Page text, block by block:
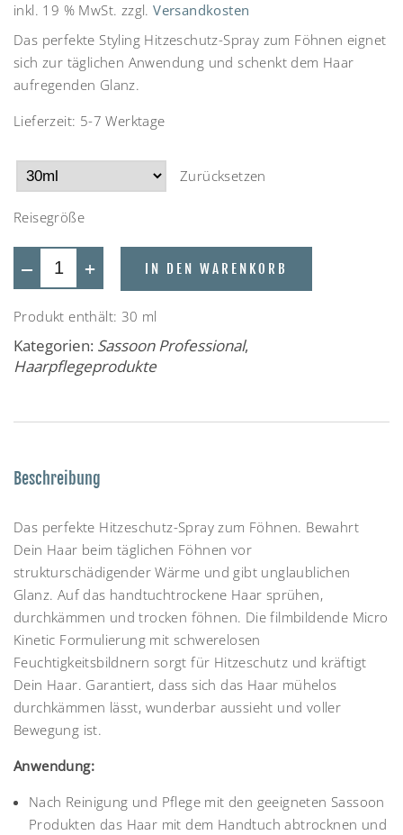
inkl. 19 % MwSt. zzgl.Versandkosten
Das perfekte Styling Hitzeschutz-Spray zum Föhnen eignet
sich zur täglichen Anwendung und schenkt dem Haar
aufregenden Glanz.
Lieferzeit: 5-7 Werktage
Zurücksetzen
Reisegröße
+
— IN DEN WARENKORB
Produkt enthält: 30 ml
Kategorien: Sassoon Professional,
Haarpflegeprodukte
Beschreibung
Das perfekte Hitzeschutz-Spray zum Föhnen. Bewahrt
Dein Haar beim täglichen Föhnen vor
strukturschädigender Wärme und gibt unglaublichen
Glanz. Auf das handtuchtrockene Haar sprühen,
durchkämmen und trocken föhnen. Die filmbildende Micro
Kinetic Formulierung mit schwerelosen
Feuchtigkeitsbildnern sorgt für Hitzeschutz und kräftigt
Dein Haar. Garantiert, dass sich das Haar mühelos
durchkämmen lässt, wunderbar aussieht und voller
Bewegung ist.
Anwendung:
Nach Reinigung und Pflege mit den geeigneten Sassoon
Produkten das Haar mit dem Handtuch abtrocknen und